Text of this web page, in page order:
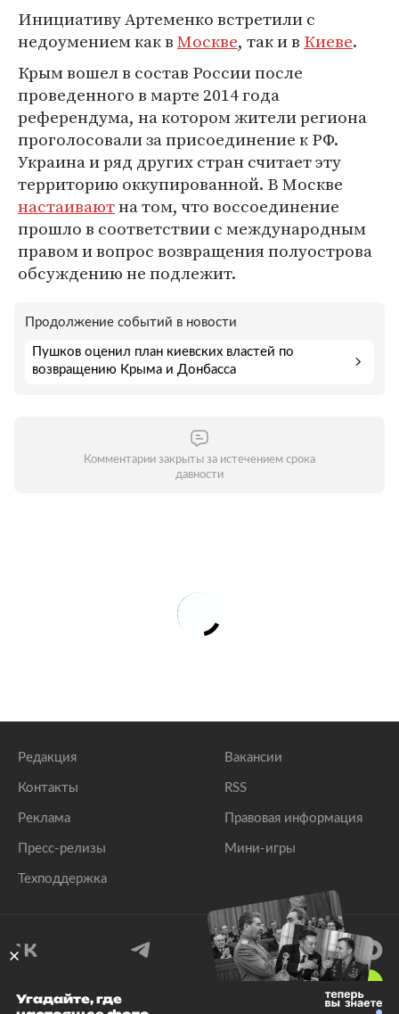
Инициативу Артеменко встретили с
недоумением как вМоскве, так и в Киеве.
Крым вошел в состав России после
проведенного в марте 2014 года
референдума, на котором жители региона
проголосовали за присоединение к РФ.
Украина и ряд других стран считает эту
территорию оккупированной. В Москве
настаиваютна том, что воссоединение
прошло в соответствии с международным
правом и вопрос возвращения полуострова
обсуждению не подлежит.
Продолжение событий в новости
Пушков оценил план киевских властей по
возвращению Крыма и Донбасса
Комментарии закрыты за истечением срока
давности
Редакция
Контакты
Реклама
Пресс-релизы
Техподдержка
Вакансии
RSS
Правовая информация
Мини-игры
© 1999–2026 Все права защищены.
Угадайте, где